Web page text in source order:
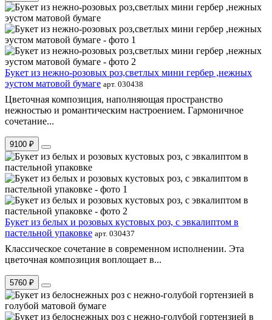
Букет из нежно-розовых роз,светлых мини гербер ,нежных
эустом матовой бумаге арт. 030438
Цветочная композиция, наполняющая пространство
нежностью и романтическим настроением. Гармоничное
сочетание...
9100 ₽
Букет из белых и розовых кустовых роз, с эвкалиптом в
пастельной упаковке арт. 030437
Классическое сочетание в современном исполнении. Эта
цветочная композиция воплощает в...
5760 ₽